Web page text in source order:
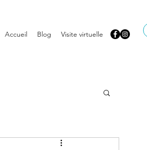
Accueil Blog Visite virtuelle